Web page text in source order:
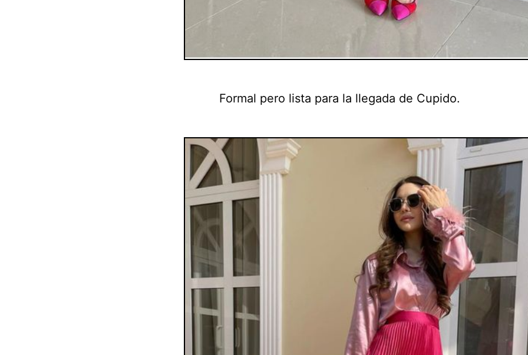
Formal pero lista para la llegada de Cupido.